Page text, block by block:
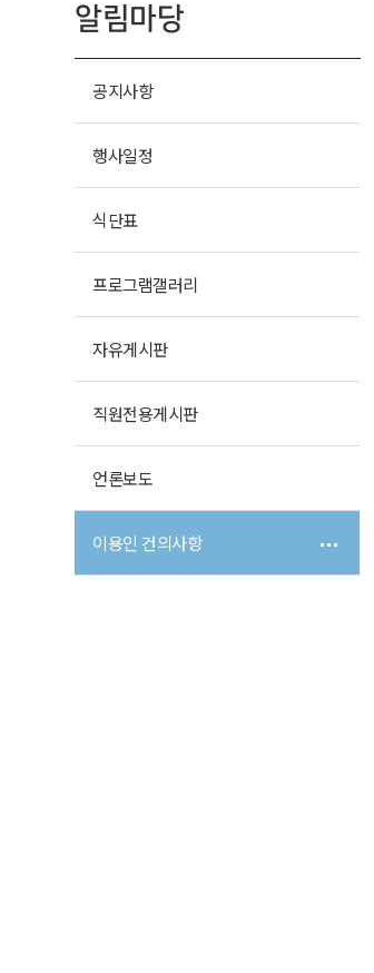
알림마당
공지사항
행사일정
식단표
프로그램갤러리
자유게시판
직원전용게시판
언론보도
이용인 건의사항